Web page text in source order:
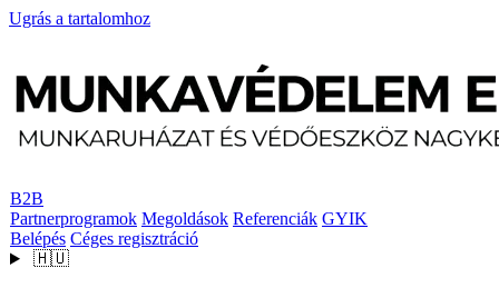
Ugrás a tartalomhoz
B2B
Partnerprogramok Megoldások Referenciák GYIK
Belépés Céges regisztráció
🇭🇺